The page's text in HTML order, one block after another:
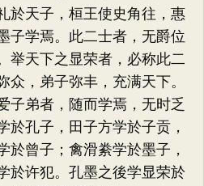
於天子，桓王使史角往，惠
子学焉。此二士者，无爵位
举天下之显荣者，必称此二
众，弟子弥丰，充满天下。
子弟者，随而学焉，无时乏
於孔子，田子方学於子贡，
於曾子；禽滑絭学於墨子，
於许犯。孔墨之後学显荣於